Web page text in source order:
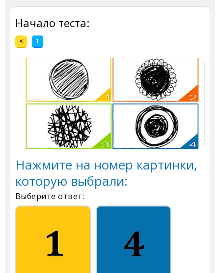
Начало теста:
< 1
Нажмите на номер картинки,
которую выбрали:
Выберите ответ: